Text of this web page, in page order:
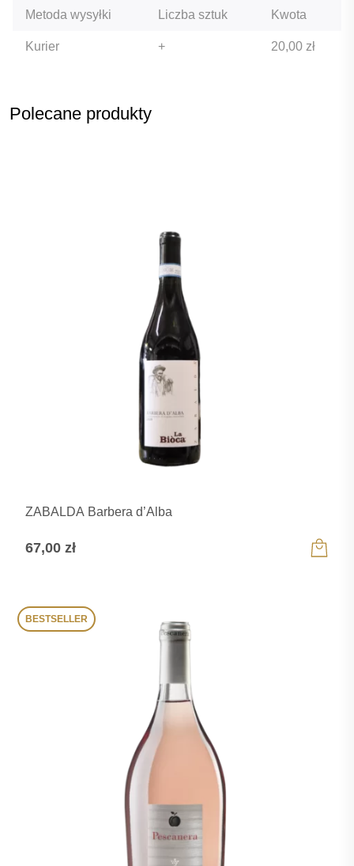
Metoda wysyłki Liczba sztuk Kwota
Kurier + 20,00 zł
Polecane produkty
ZABALDA Barbera d’Alba
67,00 zł
BESTSELLER
< Kontynuuj zakupy
PRZEJDŹ DO KOSZYKA